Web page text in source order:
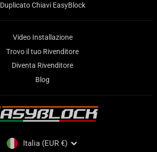
Duplicato Chiavi EasyBlock
Video Installazione
Trovo il tuo Rivenditore
Diventa Rivenditore
Blog
VALUTA
Italia (EUR €)